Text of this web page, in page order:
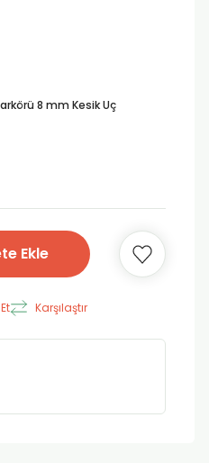
8 mm Kesik Uç
Ekle
Karşılaştır